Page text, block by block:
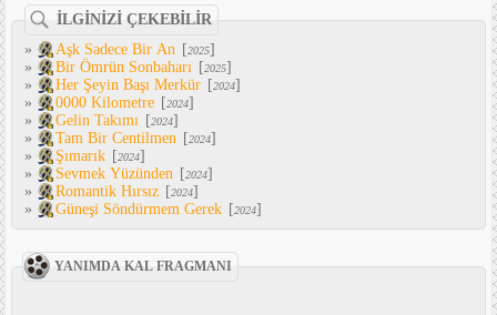
İLGİNİZİ ÇEKEBİLİR
»
Aşk Sadece Bir An [2025]
»
Bir Ömrün Sonbaharı [2025]
»
Her Şeyin Başı Merkür [2024]
»
0000 Kilometre [2024]
»
Gelin Takımı [2024]
»
Tam Bir Centilmen [2024]
»
Şımarık [2024]
»
Sevmek Yüzünden [2024]
»
Romantik Hırsız [2024]
»
Güneşi Söndürmem Gerek [2024]
YANIMDA KAL FRAGMANI